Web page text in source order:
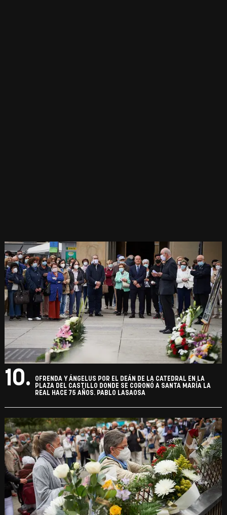
10.
OFRENDA Y ÁNGELUS POR EL DEÁN DE LA CATEDRAL EN LA
PLAZA DEL CASTILLO DONDE SE CORONÓ A SANTA MARÍA LA
REAL HACE 75 AÑOS. PABLO LASAOSA